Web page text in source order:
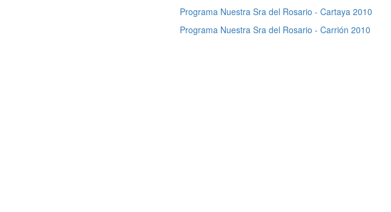
Programa Nuestra Sra del Rosario - Cartaya 2010
Programa Nuestra Sra del Rosario - Carrión 2010